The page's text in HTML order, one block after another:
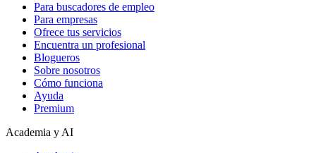
Para buscadores de empleo
Para empresas
Ofrece tus servicios
Encuentra un profesional
Blogueros
Sobre nosotros
Cómo funciona
Ayuda
Premium
Academia y AI